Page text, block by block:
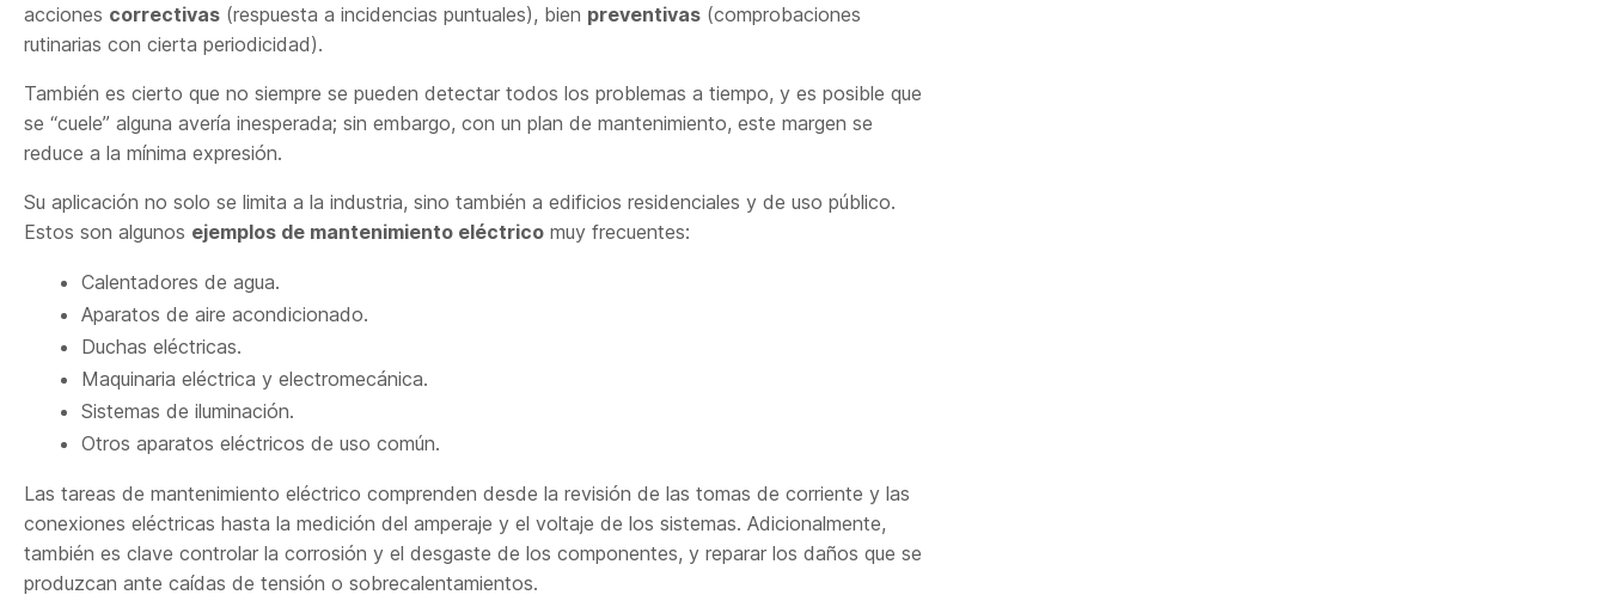
acciones correctivas (respuesta a incidencias puntuales), bien preventivas (comprobaciones
rutinarias con cierta periodicidad).
También es cierto que no siempre se pueden detectar todos los problemas a tiempo, y es posible que
se “cuele” alguna avería inesperada; sin embargo, con un plan de mantenimiento, este margen se
reduce a la mínima expresión.
Su aplicación no solo se limita a la industria, sino también a edificios residenciales y de uso público.
Estos son algunos ejemplos de mantenimiento eléctrico muy frecuentes:
Calentadores de agua.
Aparatos de aire acondicionado.
Duchas eléctricas.
Maquinaria eléctrica y electromecánica.
Sistemas de iluminación.
Otros aparatos eléctricos de uso común.
Las tareas de mantenimiento eléctrico comprenden desde la revisión de las tomas de corriente y las
conexiones eléctricas hasta la medición del amperaje y el voltaje de los sistemas. Adicionalmente,
también es clave controlar la corrosión y el desgaste de los componentes, y reparar los daños que se
produzcan ante caídas de tensión o sobrecalentamientos.